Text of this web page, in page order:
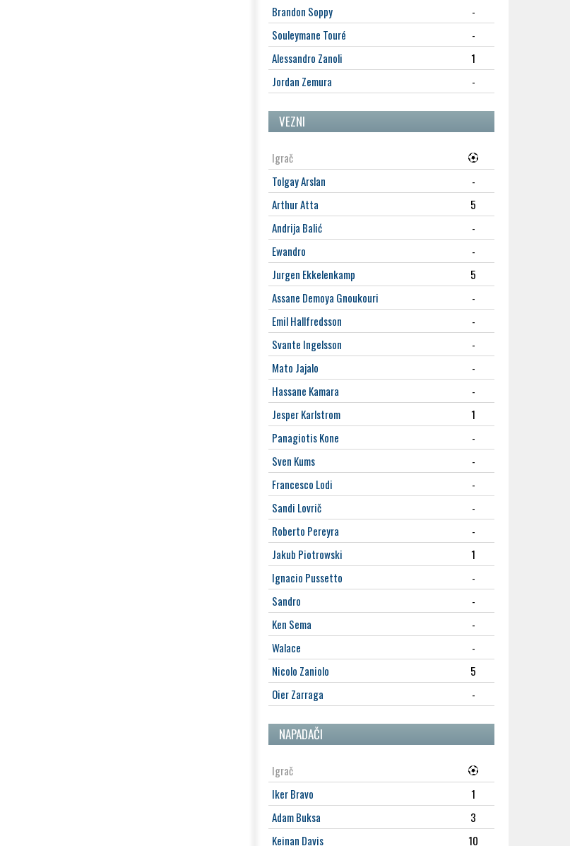
Brandon Soppy
-
Souleymane Touré
-
Alessandro Zanoli
1
Jordan Zemura
-
VEZNI
Igrač
Tolgay Arslan
-
Arthur Atta
5
Andrija Balić
-
Ewandro
-
Jurgen Ekkelenkamp
5
Assane Demoya Gnoukouri
-
Emil Hallfredsson
-
Svante Ingelsson
-
Mato Jajalo
-
Hassane Kamara
-
Jesper Karlstrom
1
Panagiotis Kone
-
Sven Kums
-
Francesco Lodi
-
Sandi Lovrič
-
Roberto Pereyra
-
Jakub Piotrowski
1
Ignacio Pussetto
-
Sandro
-
Ken Sema
-
Walace
-
Nicolo Zaniolo
5
Oier Zarraga
-
NAPADAČI
Igrač
Iker Bravo
1
Adam Buksa
3
Keinan Davis
10